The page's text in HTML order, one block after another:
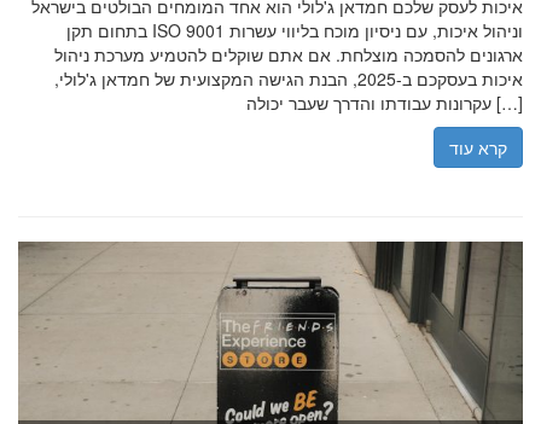
איכות לעסק שלכם חמדאן ג'לולי הוא אחד המומחים הבולטים בישראל
בתחום תקן ISO 9001 וניהול איכות, עם ניסיון מוכח בליווי עשרות
ארגונים להסמכה מוצלחת. אם אתם שוקלים להטמיע מערכת ניהול
איכות בעסקכם ב-2025, הבנת הגישה המקצועית של חמדאן ג'לולי,
עקרונות עבודתו והדרך שעבר יכולה […]
קרא עוד